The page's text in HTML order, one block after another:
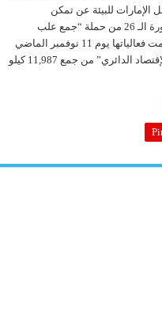
للبيئة عن تمكن
المشاركين في الدورة الـ 26 من حملة “جمع علب
الألمنيوم” التي إلتأمت فعالياتها يوم 11 نوفمبر الماضي
تحت شعار “مكن الإقتصاد الدائري” من جمع 11,987 كيلو